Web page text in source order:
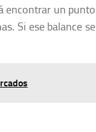
encontrar un punto
Si ese balance se